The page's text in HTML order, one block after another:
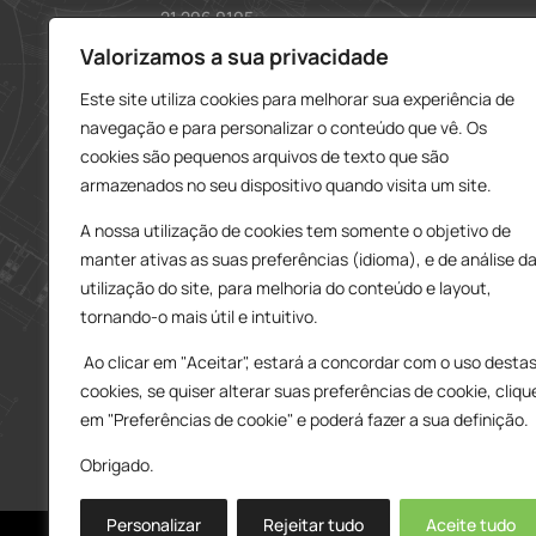
Valorizamos a sua privacidade
Este site utiliza cookies para melhorar sua experiência de
navegação e para personalizar o conteúdo que vê. Os
cookies são pequenos arquivos de texto que são
armazenados no seu dispositivo quando visita um site.
A nossa utilização de cookies tem somente o objetivo de
manter ativas as suas preferências (idioma), e de análise da
utilização do site, para melhoria do conteúdo e layout,
tornando-o mais útil e intuitivo.
Ao clicar em "Aceitar", estará a concordar com o uso destas
cookies, se quiser alterar suas preferências de cookie,
em "Preferências de cookie" e poderá fazer a sua definição.
Obrigado.
Personalizar Rejeitar tudo Aceite tudo
21 296 0195
912 606 251
charneca@delarobia.pt
R. António Andrade, 1116
2820-287 • Charneca da Caparica
Loja – Tires
214 453 329
919 865 192
919 865 292
Av. Amália Rodrigues, 190
2785-613 • São Domingos de Rana